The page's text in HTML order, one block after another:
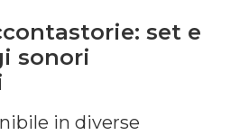
set e
sonori
in diverse